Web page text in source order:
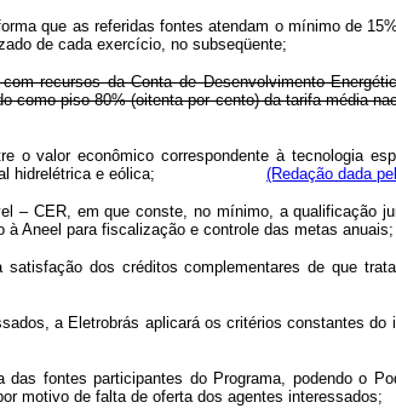
que as referidas fontes atendam o mínimo de
de cada exercício, no subseqüente;
recursos da Conta de Desenvolvimento
piso 80% (oitenta por cento) da tarifa média
o valor econômico correspondente à tecnologia
central hidrelétrica e eólica; (Redação dada
CER, em que conste, no mínimo, a qualificação
Aneel para fiscalização e controle das metas anuais;
dos créditos complementares de que
a Eletrobrás aplicará os critérios constantes
fontes participantes do Programa, podendo o
motivo de falta de oferta dos agentes interessados;